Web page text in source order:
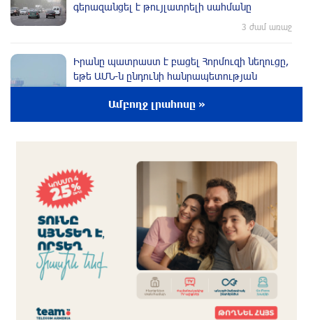
գերազանցել է թույլատրելի սահմանը
3 ժամ առաջ
Իրանը պատրաստ է բացել Հորմուզի նեղուցը,
եթե ԱՄՆ-ն ընդունի հանրապետության
ունեցող անձանց միջազգային մարզական
փառատոն
2 ժամ առաջ
Դմիտրի Մեդվեդև. Արևմուտքի
քաղաքականությունը Հայաստանի
նկատմամբ կրկնում է վրացական սցենարը
2 ժամ առաջ
Ամբողջ լրահոսը »